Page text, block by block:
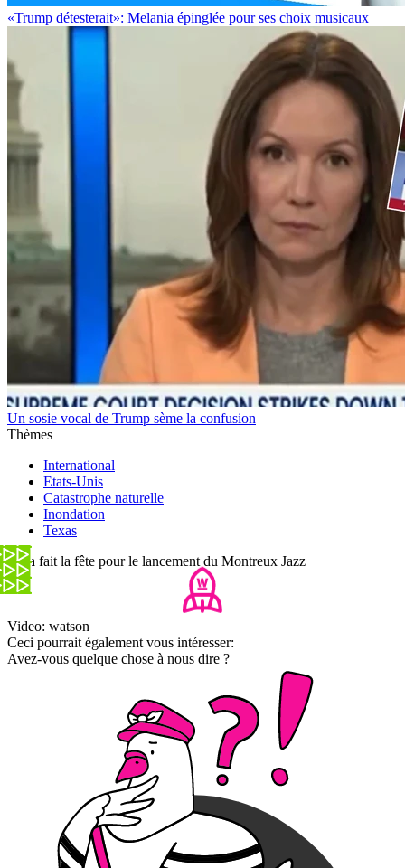
«Trump détesterait»: Melania épinglée pour ses choix musicaux
Un sosie vocal de Trump sème la confusion
Thèmes
International
Etats-Unis
Catastrophe naturelle
Inondation
Texas
On a fait la fête pour le lancement du Montreux Jazz
Video: watson
Ceci pourrait également vous intéresser:
Avez-vous quelque chose à nous dire ?